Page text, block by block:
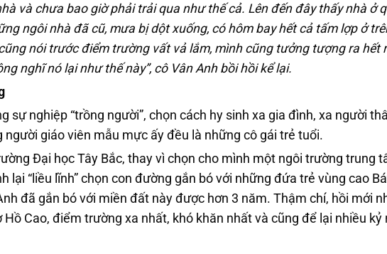
và chưa bao giờ phải trải qua như thế cả. Lên đến đây thấy nhà ở
ngôi nhà đã cũ, mưa bị dột xuống, có hôm bay hết cả tấm lợp ở
nói trước điểm trường vất vả lắm, mình cũng tưởng tượng ra hết
nghĩ nó lại như thế này”, cô Vân Anh bồi hồi kể lại.
sự nghiệp “trồng người”, chọn cách hy sinh xa gia đình, xa người
người giáo viên mẫu mực ấy đều là những cô gái trẻ tuổi.
Đại học Tây Bắc, thay vì chọn cho mình một ngôi trường trung
lại “liều lĩnh” chọn con đường gắn bó với những đứa trẻ vùng cao
đã gắn bó với miền đất này được hơn 3 năm. Thậm chí, hồi mới
Cao, điểm trường xa nhất, khó khăn nhất và cũng để lại nhiều kỷ